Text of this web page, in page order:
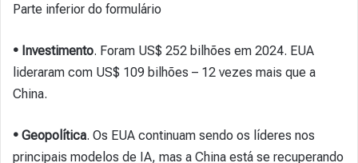
Parte inferior do formulário
• Investimento. Foram US$ 252 bilhões em 2024. EUA
lideraram com US$ 109 bilhões – 12 vezes mais que a
China.
• Geopolítica. Os EUA continuam sendo os líderes nos
principais modelos de IA, mas a China está se recuperando